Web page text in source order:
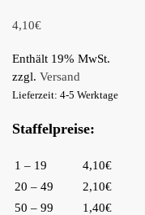
4,10€
Enthält 19% MwSt.
zzgl. Versand
Lieferzeit: 4-5 Werktage
Staffelpreise:
1 – 19
4,10€
20 – 49
2,10€
50 – 99
1,40€